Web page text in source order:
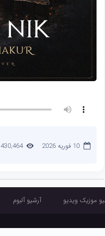
10 فوریه 2026 430,464 دانلود
موزیک ویدیو آرشیو آلبوم